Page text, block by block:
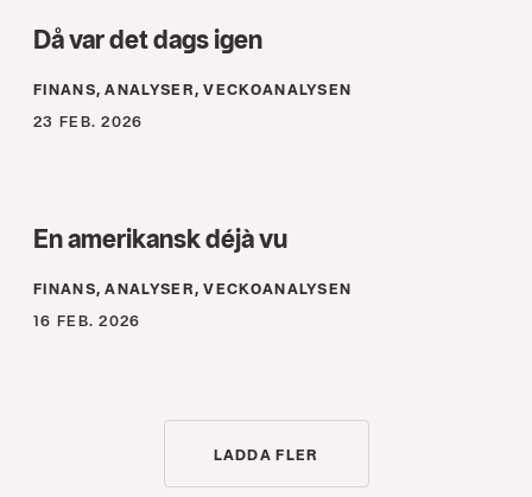
Då var det dags igen
FINANS, ANALYSER, VECKOANALYSEN
23 FEB. 2026
En amerikansk déjà vu
FINANS, ANALYSER, VECKOANALYSEN
16 FEB. 2026
LADDA FLER